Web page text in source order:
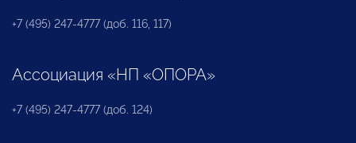
+7 (495) 247-4777 (доб. 116, 117)
Ассоциация «НП «ОПОРА»
+7 (495) 247-4777 (доб. 124)